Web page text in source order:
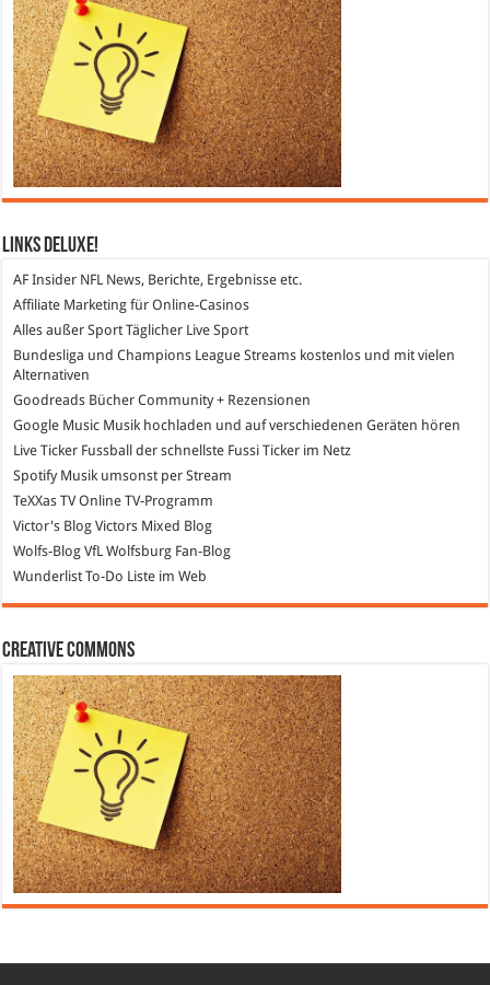
Links DeLuXe!
AF Insider NFL News, Berichte, Ergebnisse etc.
Affiliate Marketing für Online-Casinos
Alles außer Sport Täglicher Live Sport
Bundesliga und Champions League Streams kostenlos und mit vielen
Alternativen
Goodreads Bücher Community + Rezensionen
Google Music Musik hochladen und auf verschiedenen Geräten hören
Live Ticker Fussball der schnellste Fussi Ticker im Netz
SpotifyMusik umsonst per Stream
TeXXas TVOnline TV-Programm
Victor's Blog Victors Mixed Blog
Wolfs-Blog VfL Wolfsburg Fan-Blog
Wunderlist To-Do Liste im Web
Creative Commons